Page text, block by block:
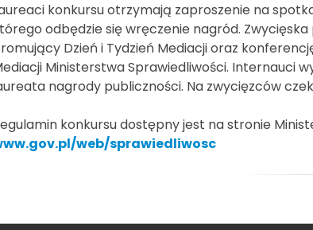
konkursu otrzymają zaproszenie na
odbędzie się wręczenie nagród.
Dzień i Tydzień Mediacji oraz
Ministerstwa Sprawiedliwości. Internauci
nagrody publiczności. Na zwycięzców
konkursu dostępny jest na stronie
web/sprawiedliwosc